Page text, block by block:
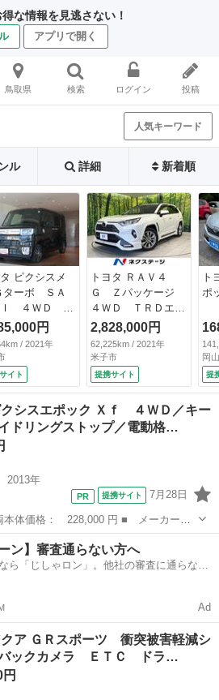
な情報を見逃さない！
アプリで開く
鳥取県 検索 ログイン 投稿
人気キーワード
ル 詳細 新着順
タ ピクシスメ
ターボ ＳＡ
Ｉ ４ＷＤ 衝
軽減システ
ルセグ メモ
ビ ＤＶＤ再
ックカメラ
電動スライド
Ｄヘッドラン
マートキー
整備付）
円
/ 2021年
イト
トヨタ ＲＡＶ４
Ｇ Ｚパッケージ
４ＷＤ ＴＲＤエア
ロ 純正９型ナビ
全周囲カメラ 衝突
被害軽減システム
レーダークルーズ
禁煙車 電動リアゲ
ト パワーシート
ドラレコ スマート
2,828,000円
62,225km / 2021年
米子市
提携サイト
ト
ポ
岡
提
クシスエポック Ｘｆ ４ＷＤ／キー
ドリングストップ／電動格…
2013年
提携サイト 7月28日
シスエポック ■ グレード名： Ｘ
リングストップ／電動格納ミラー／盗
アイドリングストップ
ン】審査通らない方へ
ら「じしゃロン」。他社の審査に通らなか
Ad
クア ＧＲスポーツ 衝突被害軽減シ
ックカメラ ＥＴＣ ドラ…